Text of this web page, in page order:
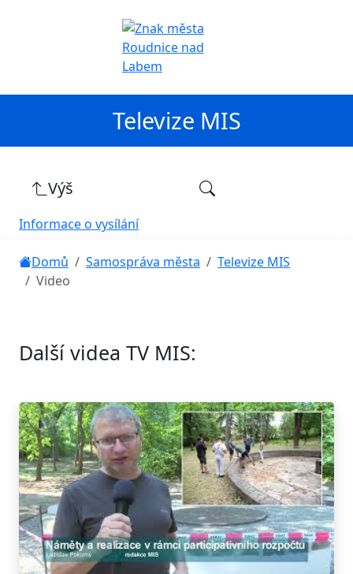
Televize MIS
Výš
Informace o vysílání
Domů Samospráva města
Televize MIS
Video
Další videa TV MIS: